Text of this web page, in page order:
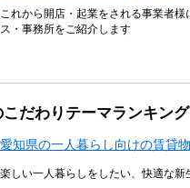
これから開店・起業をされる事業者様
ス・事務所をご紹介します
だわりテーマランキング
愛知県の一人暮らし向けの賃貸
楽しい一人暮らしをしたい、快適な